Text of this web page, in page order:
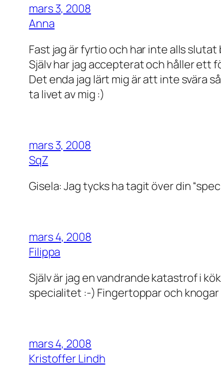
mars 3, 2008
Anna
Fast jag är fyrtio och har inte alls
Själv har jag accepterat och håller ett
Det enda jag lärt mig är att inte svära
ta livet av mig :)
mars 3, 2008
SqZ
Gisela: Jag tycks ha tagit över din
mars 4, 2008
Filippa
Själv är jag en vandrande katastrof i
specialitet :-) Fingertoppar och
mars 4, 2008
Kristoffer Lindh